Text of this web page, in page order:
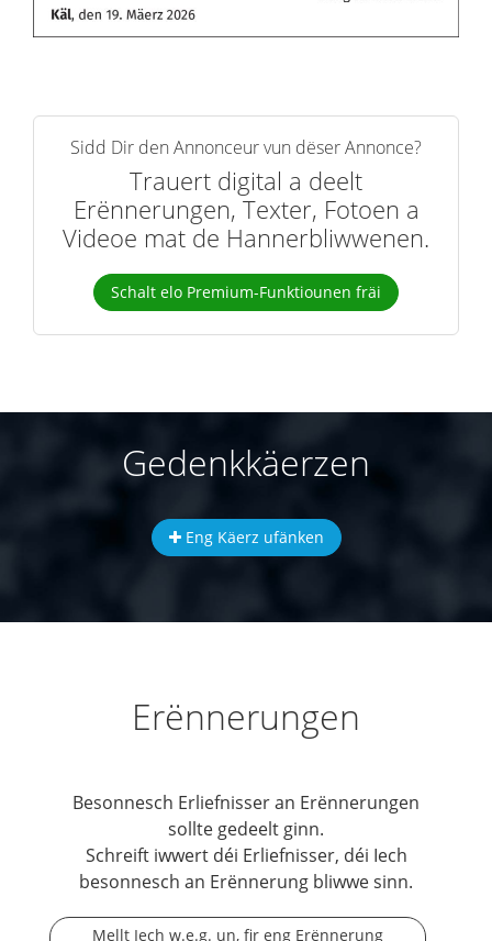
Sidd Dir den Annonceur vun dëser Annonce?
Trauert digital a deelt
Erënnerungen, Texter, Fotoen a
Videoe mat de Hannerbliwwenen.
Schalt elo Premium-Funktiounen fräi
Gedenkkäerzen
Eng Käerz ufänken
Erënnerungen
Besonnesch Erliefnisser an Erënnerungen
sollte gedeelt ginn.
Schreift iwwert déi Erliefnisser, déi Iech
besonnesch an Erënnerung bliwwe sinn.
Mellt Iech w.e.g. un, fir eng Erënnerung